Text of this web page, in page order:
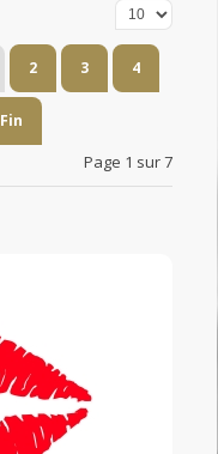
2 3 4
Fin
Page 1 sur 7